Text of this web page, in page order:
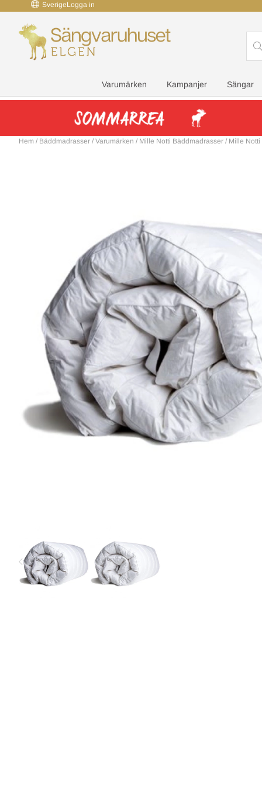
SverigeLogga in
Varumärken Kampanjer Sängar
Hem / Bäddmadrasser / Varumärken / Mille Notti Bäddmadrasser / Mille